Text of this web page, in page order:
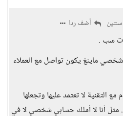
أضف ردا
سب .
ماينغ يكون تواصل مع العملاء
التقنية لا تعتمد عليها وتجعلها
مثل أنا لا أملك حسابي شخصي لا في